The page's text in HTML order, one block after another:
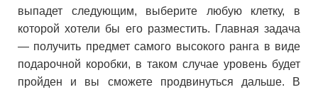
выпадет следующим, выберите любую клетку, в
которой хотели бы его разместить. Главная задача
— получить предмет самого высокого ранга в виде
подарочной коробки, в таком случае уровень будет
пройден и вы сможете продвинуться дальше. В